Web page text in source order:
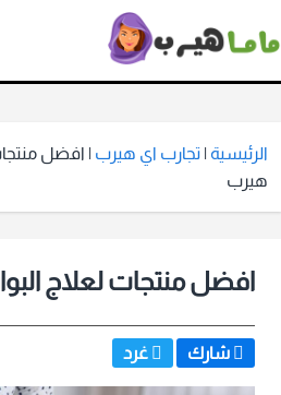
الرئيسية | تجارب اي هيرب | افضل
هيرب
افضل منتجات لعلاج
شارك غرد